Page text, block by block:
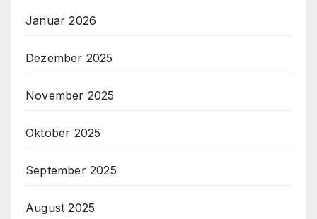
Januar 2026
Dezember 2025
November 2025
Oktober 2025
September 2025
August 2025